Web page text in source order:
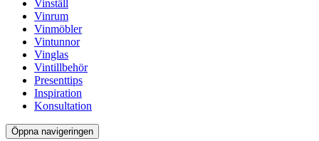
Vinställ
Vinrum
Vinmöbler
Vintunnor
Vinglas
Vintillbehör
Presenttips
Inspiration
Konsultation
Öppna navigeringen